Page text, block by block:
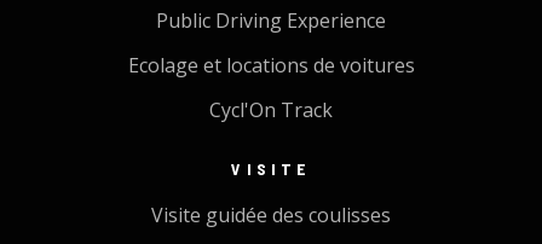
Public Driving Experience
Ecolage et locations de voitures
Cycl'On Track
VISITE
Visite guidée des coulisses